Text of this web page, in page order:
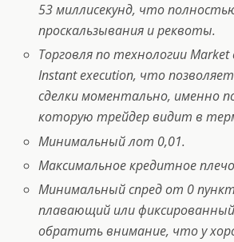
53 миллисекунд, что
проскальзывания и реквоты.
Торговля по технологии Market
Instant execution, что
сделки моментально, именно
которую трейдер видит в
Минимальный лот 0,01.
Максимальное кредитное
Минимальный спред от 0
плавающий или
обратить внимание, что у